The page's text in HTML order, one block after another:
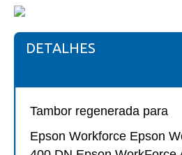
DETALHES
Tambor regenerada para
Epson Workforce Epson